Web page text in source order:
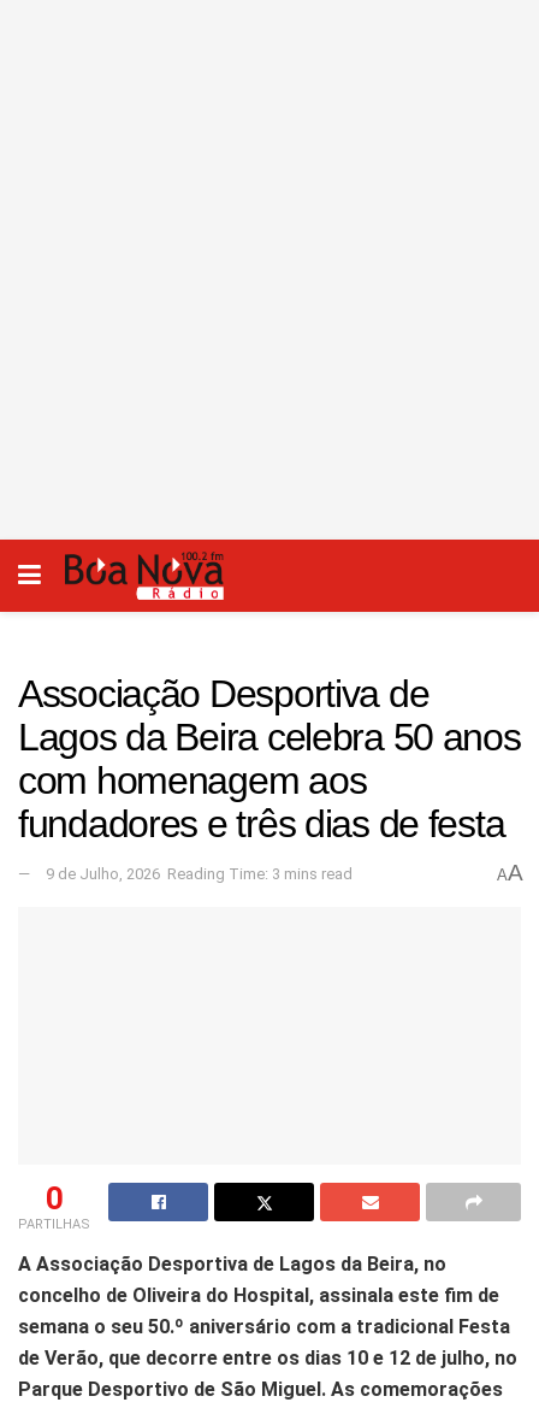
Associação Desportiva de
Lagos da Beira celebra 50 anos
com homenagem aos
fundadores e três dias de festa
9 de Julho, 2026 Reading Time: 3 mins read AA
0
PARTILHAS
A Associação Desportiva de Lagos da Beira, no
concelho de Oliveira do Hospital, assinala este fim de
semana o seu 50.º aniversário com a tradicional Festa
de Verão, que decorre entre os dias 10 e 12 de julho, no
Parque Desportivo de São Miguel. As comemorações